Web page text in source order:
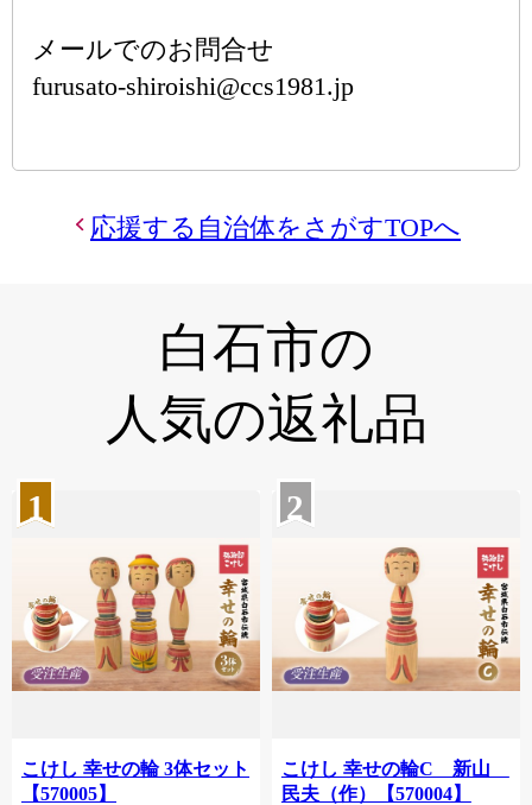
メールでのお問合せ
furusato-shiroishi@ccs1981.jp
応援する自治体をさがすTOPへ
白石市の
人気の返礼品
1
こけし 幸せの輪 3体セット
【570005】
2
こけし 幸せの輪C 新山
民夫（作）【570004】